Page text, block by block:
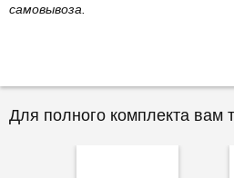
самовывоза.
Для полного комплекта вам